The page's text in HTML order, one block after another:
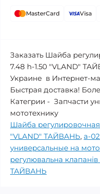
MasterCard Visa
Заказать Шайба
7.48 h-1.50 "VLAND"
Украине в Интернет-
Быстрая доставка!
Категрии - Запчасти
мототехнику
Шайба
"VLAND" ТАЙВАНЬ, a-
универсальные на
регулювальна
ТАЙВАНЬ